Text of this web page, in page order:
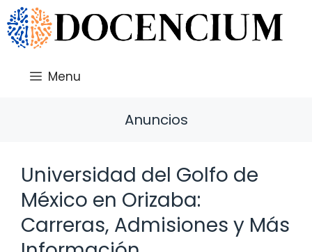
Saltar
al
contenido
Menu
Anuncios
Universidad del Golfo de
México en Orizaba:
Carreras, Admisiones y Más